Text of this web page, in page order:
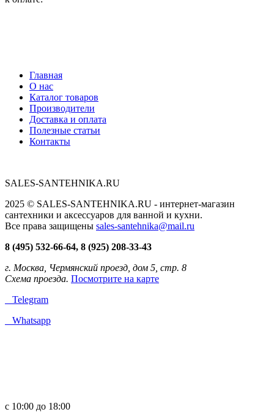
Главная
О нас
Каталог товаров
Производители
Доставка и оплата
Полезные статьи
Контакты
SALES-SANTEHNIKA.RU
2025 © SALES-SANTEHNIKA.RU - интернет-магазин
сантехники и аксессуаров для ванной и кухни.
Все права защищены sales-santehnika@mail.ru
8 (495) 532-66-64, 8 (925) 208-33-43
г. Москва, Чермянский проезд, дом 5, стр. 8
Схема проезда. Посмотрите на карте
Telegram
Whatsapp
с 10:00 до 18:00